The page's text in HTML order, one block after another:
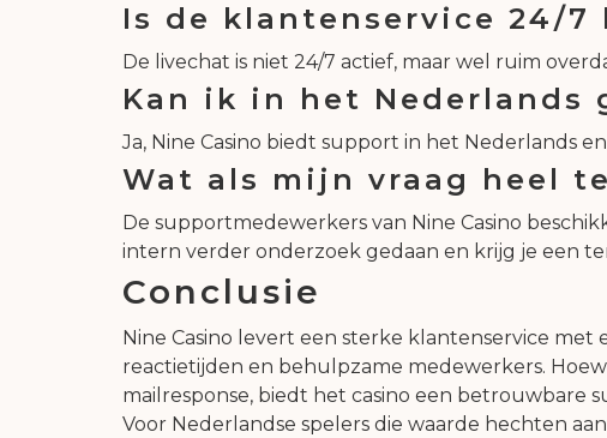
Is de klantenservice 24/7
De livechat is niet 24/7 actief, maar wel ruim
Kan ik in het Nederlands
Ja, Nine Casino biedt support in het Nederlands
Wat als mijn vraag heel
De supportmedewerkers van Nine Casino
intern verder onderzoek gedaan en krijg je een
Conclusie
Nine Casino levert een sterke klantenservice met
reactietijden en behulpzame medewerkers.
mailresponse, biedt het casino een betrouwbare
Voor Nederlandse spelers die waarde hechten